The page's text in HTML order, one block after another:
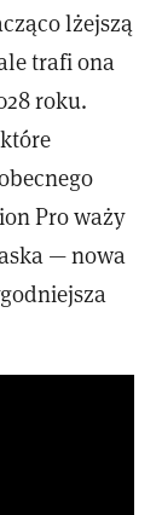
lżejszą
trafi ona
roku.
Pro waży
— nowa